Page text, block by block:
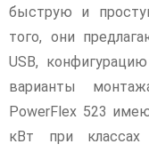
быструю и
того, они
USB,
варианты
PowerFlex 523
кВт при